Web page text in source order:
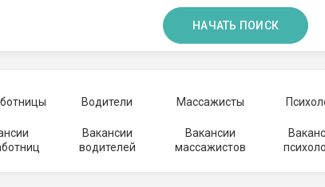
НАЧАТЬ ПОИСК
Водители Массажисты
Вакансии
водителей
Вакансии
массажистов